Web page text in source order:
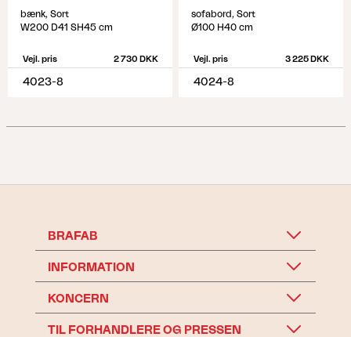
bænk, Sort
W200 D41 SH45 cm
Vejl. pris 2 730 DKK
4023-8
sofabord, Sort
Ø100 H40 cm
Vejl. pris 3 225 DKK
4024-8
BRAFAB
INFORMATION
KONCERN
TIL FORHANDLERE OG PRESSEN